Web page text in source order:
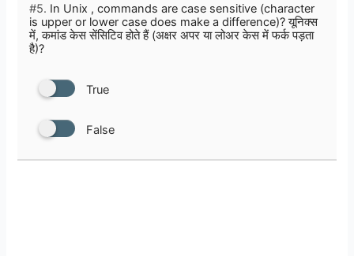
#5. In Unix , commands are case sensitive (character
is upper or lower case does make a difference)? यूनिक्स
में, कमांड केस सेंसिटिव होते हैं (अक्षर अपर या लोअर केस में फर्क पड़ता
है)?
True
False